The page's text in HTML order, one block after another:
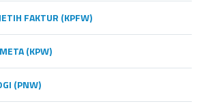
FAKTUR (KPFW)
(KPW)
(PNW)